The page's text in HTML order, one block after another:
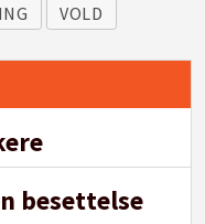
VOLD
besettelse